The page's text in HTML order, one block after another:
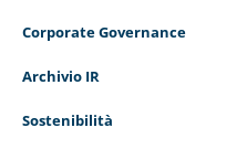
Corporate Governance
Archivio IR
Sostenibilità